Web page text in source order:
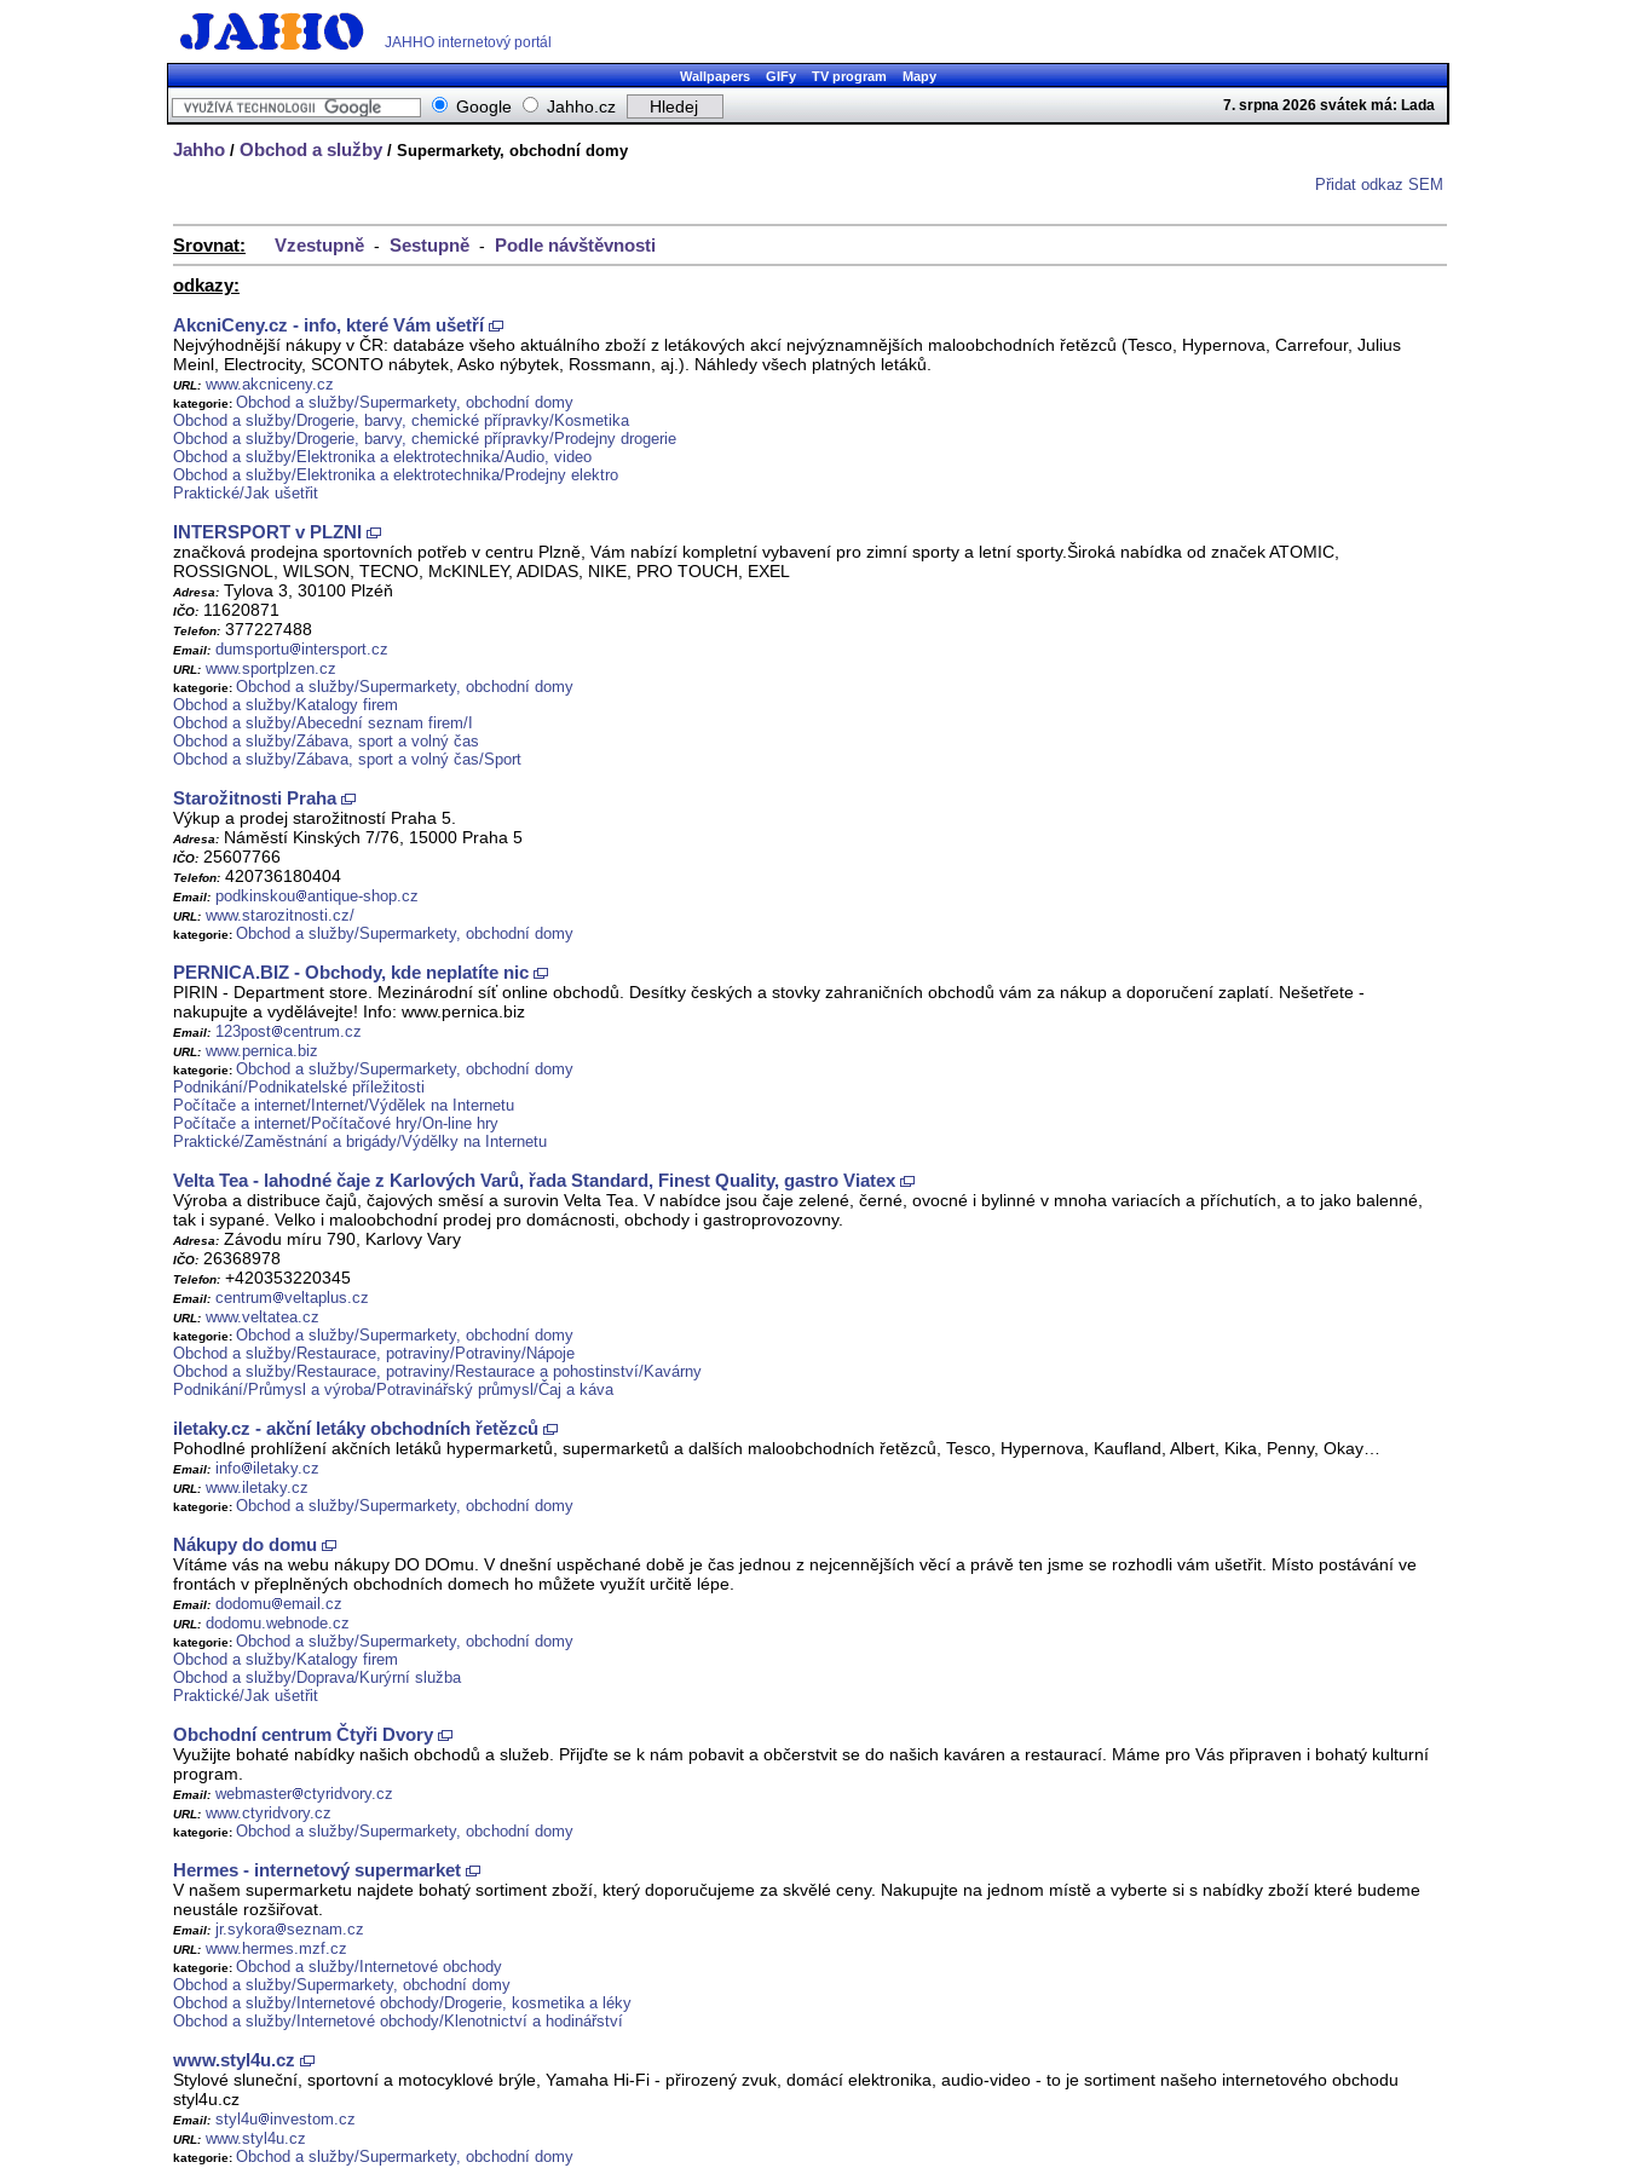
JAHHO internetový portál
Wallpapers GIFy TV program Mapy
7. srpna 2026 svátek má: Lada
Google Jahho.cz
Jahho / Obchod a služby / Supermarkety, obchodní domy
Přidat odkaz SEM
Srovnat: Vzestupně - Sestupně - Podle návštěvnosti
odkazy:
AkcniCeny.cz - info, které Vám ušetří
Nejvýhodnější nákupy v ČR: databáze všeho aktuálního zboží z letákových akcí nejvýznamnějších maloobchodních řetězců (Tesco, Hypernova, Carrefour, Julius
Meinl, Electrocity, SCONTO nábytek, Asko nýbytek, Rossmann, aj.). Náhledy všech platných letáků.
URL: www.akcniceny.cz
kategorie: Obchod a služby/Supermarkety, obchodní domy
Obchod a služby/Drogerie, barvy, chemické přípravky/Kosmetika
Obchod a služby/Drogerie, barvy, chemické přípravky/Prodejny drogerie
Obchod a služby/Elektronika a elektrotechnika/Audio, video
Obchod a služby/Elektronika a elektrotechnika/Prodejny elektro
Praktické/Jak ušetřit
INTERSPORT v PLZNI
značková prodejna sportovních potřeb v centru Plzně, Vám nabízí kompletní vybavení pro zimní sporty a letní sporty.Široká nabídka od značek ATOMIC,
ROSSIGNOL, WILSON, TECNO, McKINLEY, ADIDAS, NIKE, PRO TOUCH, EXEL
Adresa: Tylova 3, 30100 Plzéň
IČO: 11620871
Telefon: 377227488
Email: dumsportu intersport.cz
URL: www.sportplzen.cz
kategorie: Obchod a služby/Supermarkety, obchodní domy
Obchod a služby/Katalogy firem
Obchod a služby/Abecední seznam firem/I
Obchod a služby/Zábava, sport a volný čas
Obchod a služby/Zábava, sport a volný čas/Sport
Starožitnosti Praha
Výkup a prodej starožitností Praha 5.
Adresa: Náměstí Kinských 7/76, 15000 Praha 5
IČO: 25607766
Telefon: 420736180404
Email: podkinskou antique-shop.cz
URL: www.starozitnosti.cz/
kategorie: Obchod a služby/Supermarkety, obchodní domy
PERNICA.BIZ - Obchody, kde neplatíte nic
PIRIN - Department store. Mezinárodní síť online obchodů. Desítky českých a stovky zahraničních obchodů vám za nákup a doporučení zaplatí. Nešetřete -
nakupujte a vydělávejte! Info: www.pernica.biz
Email: 123post centrum.cz
URL: www.pernica.biz
kategorie: Obchod a služby/Supermarkety, obchodní domy
Podnikání/Podnikatelské příležitosti
Počítače a internet/Internet/Výdělek na Internetu
Počítače a internet/Počítačové hry/On-line hry
Praktické/Zaměstnání a brigády/Výdělky na Internetu
Velta Tea - lahodné čaje z Karlových Varů, řada Standard, Finest Quality, gastro Viatex
Výroba a distribuce čajů, čajových směsí a surovin Velta Tea. V nabídce jsou čaje zelené, černé, ovocné i bylinné v mnoha variacích a příchutích, a to jako balenné,
tak i sypané. Velko i maloobchodní prodej pro domácnosti, obchody i gastroprovozovny.
Adresa: Závodu míru 790, Karlovy Vary
IČO: 26368978
Telefon: +420353220345
Email: centrum veltaplus.cz
URL: www.veltatea.cz
kategorie: Obchod a služby/Supermarkety, obchodní domy
Obchod a služby/Restaurace, potraviny/Potraviny/Nápoje
Obchod a služby/Restaurace, potraviny/Restaurace a pohostinství/Kavárny
Podnikání/Průmysl a výroba/Potravinářský průmysl/Čaj a káva
iletaky.cz - akční letáky obchodních řetězců
Pohodlné prohlížení akčních letáků hypermarketů, supermarketů a dalších maloobchodních řetězců, Tesco, Hypernova, Kaufland, Albert, Kika, Penny, Okay…
Email: info iletaky.cz
URL: www.iletaky.cz
kategorie: Obchod a služby/Supermarkety, obchodní domy
Nákupy do domu
Vítáme vás na webu nákupy DO DOmu. V dnešní uspěchané době je čas jednou z nejcennějších věcí a právě ten jsme se rozhodli vám ušetřit. Místo postávání ve
frontách v přeplněných obchodních domech ho můžete využít určitě lépe.
Email: dodomu email.cz
URL: dodomu.webnode.cz
kategorie: Obchod a služby/Supermarkety, obchodní domy
Obchod a služby/Katalogy firem
Obchod a služby/Doprava/Kurýrní služba
Praktické/Jak ušetřit
Obchodní centrum Čtyři Dvory
Využijte bohaté nabídky našich obchodů a služeb. Přijďte se k nám pobavit a občerstvit se do našich kaváren a restaurací. Máme pro Vás připraven i bohatý kulturní
program.
Email: webmaster ctyridvory.cz
URL: www.ctyridvory.cz
kategorie: Obchod a služby/Supermarkety, obchodní domy
Hermes - internetový supermarket
V našem supermarketu najdete bohatý sortiment zboží, který doporučujeme za skvělé ceny. Nakupujte na jednom místě a vyberte si s nabídky zboží které budeme
neustále rozšiřovat.
Email: jr.sykora seznam.cz
URL: www.hermes.mzf.cz
kategorie: Obchod a služby/Internetové obchody
Obchod a služby/Supermarkety, obchodní domy
Obchod a služby/Internetové obchody/Drogerie, kosmetika a léky
Obchod a služby/Internetové obchody/Klenotnictví a hodinářství
www.styl4u.cz
Stylové sluneční, sportovní a motocyklové brýle, Yamaha Hi-Fi - přirozený zvuk, domácí elektronika, audio-video - to je sortiment našeho internetového obchodu
styl4u.cz
Email: styl4u investom.cz
URL: www.styl4u.cz
kategorie: Obchod a služby/Supermarkety, obchodní domy